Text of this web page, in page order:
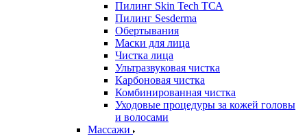
Пилинг Skin Tech ТСА
Пилинг Sesderma
Обертывания
Маски для лица
Чистка лица
Ультразвуковая чистка
Карбоновая чистка
Комбинированная чистка
Уходовые процедуры за кожей головы
и волосами
Массажи